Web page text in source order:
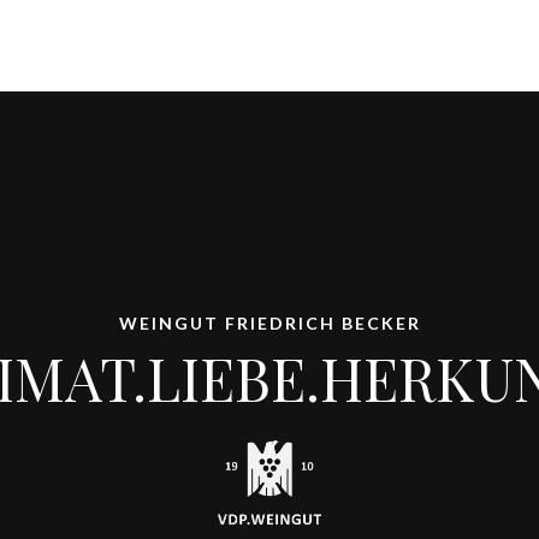
WEINGUT FRIEDRICH BECKER